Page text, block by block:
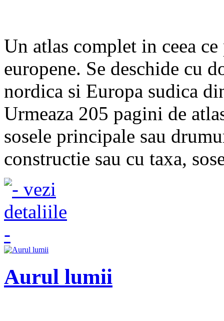
Un atlas complet in ceea
europene. Se deschide cu
nordica si Europa sudica
Urmeaza 205 pagini de
sosele principale sau
constructie sau cu taxa,
Aurul lumii